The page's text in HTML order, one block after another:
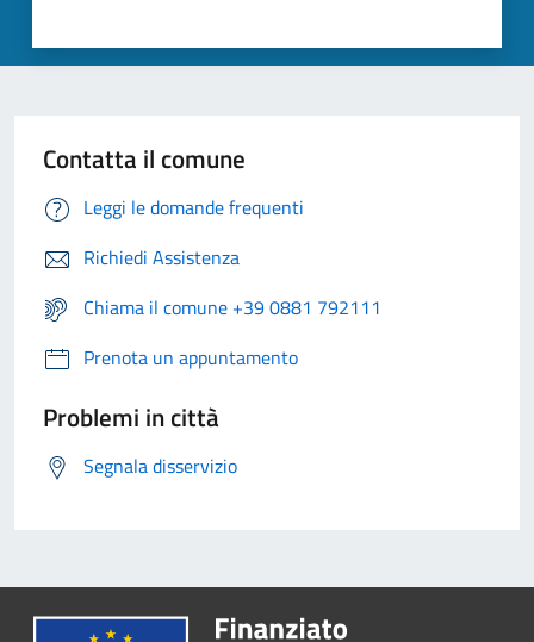
Contatta il comune
Leggi le domande frequenti
Richiedi Assistenza
Chiama il comune +39 0881 792111
Prenota un appuntamento
Problemi in città
Segnala disservizio